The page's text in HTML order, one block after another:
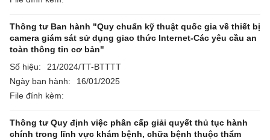
Thông tư Ban hành "Quy chuẩn kỹ thuật quốc gia về thiết bị
camera giám sát sử dụng giao thức Internet-Các yêu cầu an
toàn thông tin cơ bản"
Số hiệu:
21/2024/TT-BTTTT
Ngày ban hành:
16/01/2025
File đính kèm:
Thông tư Quy định việc phân cấp giải quyết thủ tục hành
chính trong lĩnh vực khám bệnh, chữa bệnh thuộc thẩm